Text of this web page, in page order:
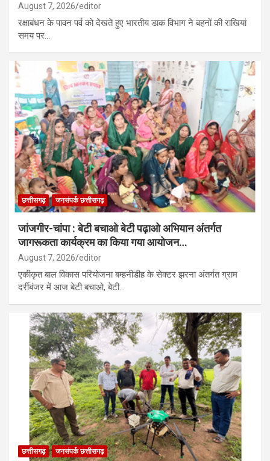
August 7, 2026 editor
रक्षाबंधन के पावन पर्व को देखते हुए भारतीय डाक विभाग ने बहनों की राखियां
समय पर…
छत्तीसगढ़ जनसंपर्क छत्तीसगढ़
जांजगीर-चांपा : बेटी बचाओ बेटी पढ़ाओ अभियान अंतर्गत
जागरूकता कार्यक्रम का किया गया आयोजन…
August 7, 2026 editor
एकीकृत बाल विकास परियोजना बम्हनीडीह के सेक्टर झरना अंतर्गत ग्राम
दर्रीबंजर में आज बेटी बचाओ, बेटी…
छत्तीसगढ़ जनसंपर्क छत्तीसगढ़